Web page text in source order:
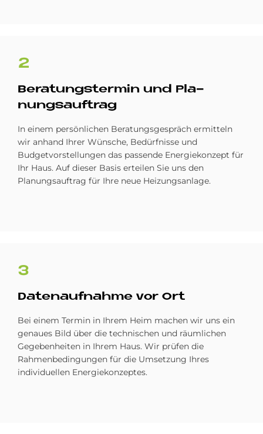
2
Be­ra­tungs­ter­min und Pla­
nungs­auf­trag
In einem persönlichen Beratungsgespräch ermitteln
wir anhand Ihrer Wünsche, Bedürfnisse und
Budgetvorstellungen das passende Energiekonzept für
Ihr Haus. Auf dieser Basis erteilen Sie uns den
Planungsauftrag für Ihre neue Heizungsanlage.
3
Da­ten­auf­nah­me vor Ort
Bei einem Termin in Ihrem Heim machen wir uns ein
genaues Bild über die technischen und räumlichen
Gegebenheiten in Ihrem Haus. Wir prüfen die
Rahmenbedingungen für die Umsetzung Ihres
individuellen Energiekonzeptes.